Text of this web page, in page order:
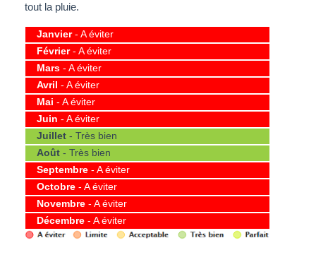
tout la pluie.
Janvier- A éviter
Février- A éviter
Mars - A éviter
Avril - A éviter
Mai - A éviter
Juin - A éviter
Juillet - Très bien
Août - Très bien
Septembre - A éviter
Octobre - A éviter
Novembre - A éviter
Décembre - A éviter